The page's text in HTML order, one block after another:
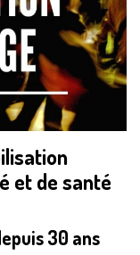
et de santé
30 ans